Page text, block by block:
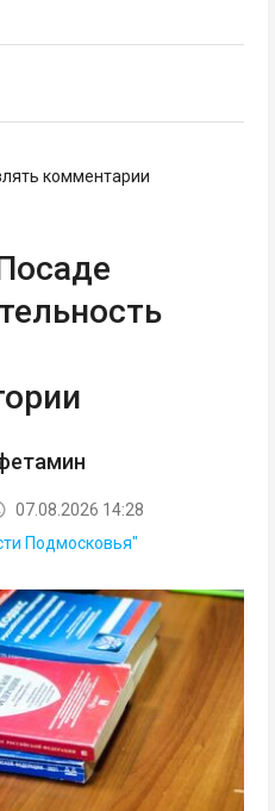
комментарии
07.08.2026 14:28
Подмосковья"